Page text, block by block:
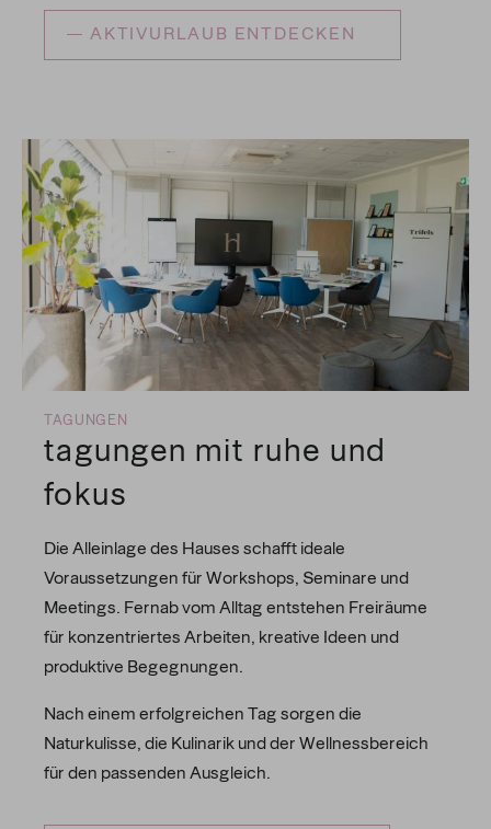
AKTIVURLAUB ENTDECKEN
TAGUNGEN
tagungen mit ruhe und
fokus
Die Alleinlage des Hauses schafft ideale
Voraussetzungen für Workshops, Seminare und
Meetings. Fernab vom Alltag entstehen Freiräume
für konzentriertes Arbeiten, kreative Ideen und
produktive Begegnungen.
Nach einem erfolgreichen Tag sorgen die
Naturkulisse, die Kulinarik und der Wellnessbereich
für den passenden Ausgleich.